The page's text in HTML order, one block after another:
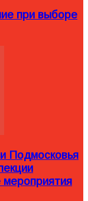
при выборе
Подмосковья
мероприятия